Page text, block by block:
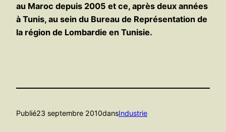
au Maroc depuis 2005 et ce, après deux années
à Tunis, au sein du Bureau de Représentation de
la région de Lombardie en Tunisie.
Publié23 septembre 2010dansIndustrie